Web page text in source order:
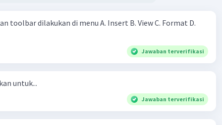
toolbar dilakukan di menu A. Insert B. View C. Format D.
Jawaban terverifikasi
untuk...
Jawaban terverifikasi